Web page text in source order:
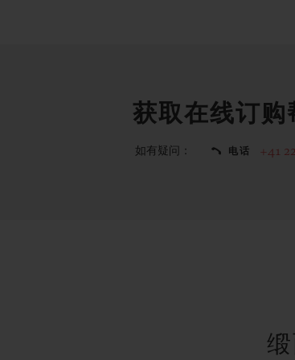
获取在线订购
如有疑问： 电话 +41